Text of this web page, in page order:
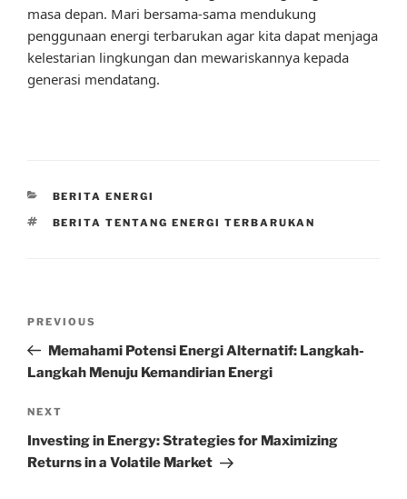
masa depan. Mari bersama-sama mendukung
penggunaan energi terbarukan agar kita dapat menjaga
kelestarian lingkungan dan mewariskannya kepada
generasi mendatang.
CATEGORIES
BERITA ENERGI
TAGS
BERITA TENTANG ENERGI TERBARUKAN
Previous
Post
PREVIOUS
Memahami Potensi Energi Alternatif: Langkah-
Langkah Menuju Kemandirian Energi
Next
Post
NEXT
Investing in Energy: Strategies for Maximizing
Returns in a Volatile Market